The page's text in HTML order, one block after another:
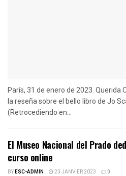
París, 31 de enero de 2023. Querida
la reseña sobre el bello libro de Jo
(Retrocediendo en...
El Museo Nacional del Prado
curso online
BYESC-ADMIN 23 JANVIER 2023 0